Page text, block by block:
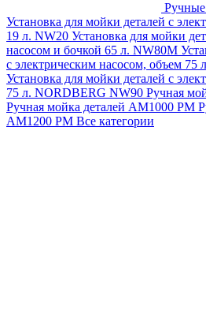
Ручные
Установка для мойки деталей с
19 л. NW20 Установка для мойки
насосом и бочкой 65 л. NW80M
с электрическим насосом, объем
Установка для мойки деталей с
75 л. NORDBERG NW90 Ручная
Ручная мойка деталей АМ1000 РМ
АМ1200 РМ Все категории